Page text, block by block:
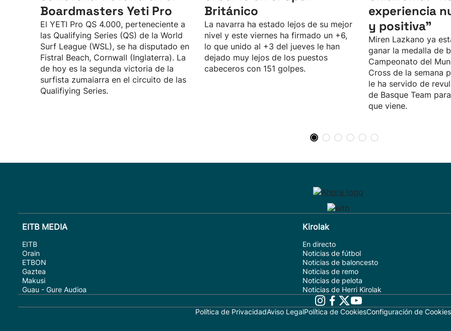
Boardmasters Yeti Pro
El YETI Pro QS 4.000, perteneciente a
las Qualifying Series (QS) de la World
Surf League (WSL), se ha disputado en
Fistral Beach, Cornwall (Inglaterra). La
de hoy es la segunda victoria de la
surfista zumaiarra en el circuito de las
Qualifiying Series.
Británico
La navarra ha estado lejos de su mejor
nivel y este viernes ha firmado un +6,
lo que unido al +3 del jueves le han
dejado muy lejos de los puestos
cabeceros con 151 golpes.
experiencia
y positiva"
Miren Lazkano ya
ganar la medalla de
Campeonato del
Cross de la semana
le ha servido de
de Basque Team
que viene.
EITB MEDIA
EITB
Orain
ETBON
Gaztea
Makusi
Guau - Gure Audioa
Kirolak
En directo
Noticias de fútbol
Noticias de baloncesto
Noticias de remo
Noticias de pelota
Noticias de Herri Kirolak
Política de PrivacidadAviso LegalPolítica de CookiesConfiguración de Cookies